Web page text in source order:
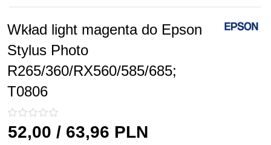
Wkład light magenta do Epson
Stylus Photo
R265/360/RX560/585/685;
T0806
52,00 / 63,96 PLN